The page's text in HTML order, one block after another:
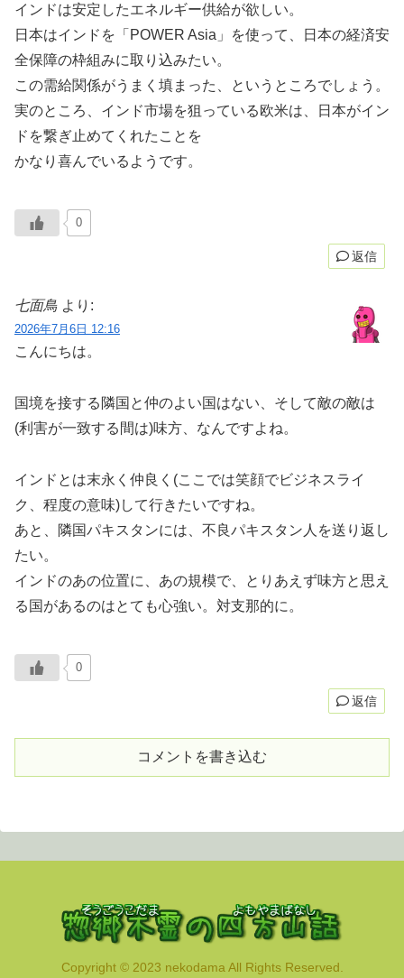
インドは安定したエネルギー供給が欲しい。
日本はインドを「POWER Asia」を使って、日本の経済安
全保障の枠組みに取り込みたい。
この需給関係がうまく填まった、というところでしょう。
実のところ、インド市場を狙っている欧米は、日本がイン
ドを繋ぎ止めてくれたことを
かなり喜んでいるようです。
0
返信
七面鳥 より:
2026年7月6日 12:16
こんにちは。
国境を接する隣国と仲のよい国はない、そして敵の敵は
(利害が一致する間は)味方、なんですよね。
インドとは末永く仲良く(ここでは笑顔でビジネスライ
ク、程度の意味)して行きたいですね。
あと、隣国パキスタンには、不良パキスタン人を送り返し
たい。
インドのあの位置に、あの規模で、とりあえず味方と思え
る国があるのはとても心強い。対支那的に。
0
返信
コメントを書き込む
Copyright © 2023 nekodama All Rights Reserved.